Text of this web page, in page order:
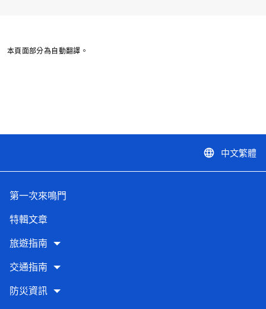
本頁面部分為自動翻譯。
language 中文繁體
第一次來鳴門
特輯文章
旅遊指南
交通指南
防災資訊